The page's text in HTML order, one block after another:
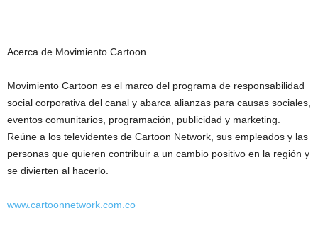
Acerca de Movimiento Cartoon
Movimiento Cartoon es el marco del programa de responsabilidad
social corporativa del canal y abarca alianzas para causas sociales,
eventos comunitarios, programación, publicidad y marketing.
Reúne a los televidentes de Cartoon Network, sus empleados y las
personas que quieren contribuir a un cambio positivo en la región y
se divierten al hacerlo.
www.cartoonnetwork.com.co